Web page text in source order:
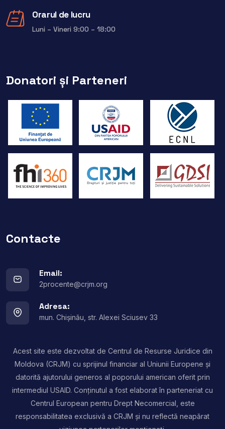
Orarul de lucru
Luni – Vineri 9:00 – 18:00
Donatori și Parteneri
Contacte
Email:
2procente@crjm.org
Adresa:
mun. Chișinău, str. Alexei Sciusev 33
Acest site este dezvoltat de Centrul de Resurse Juridice din
Moldova (CRJM) cu sprijinul financiar al Uniunii Europene și
datorită ajutorului generos al poporului american oferit prin
intermediul USAID. Conținutul a fost elaborat în parteneriat cu
Centrul European pentru Drept Necomercial, este
responsabilitatea exclusivă a CRJM și nu reflectă neapărat